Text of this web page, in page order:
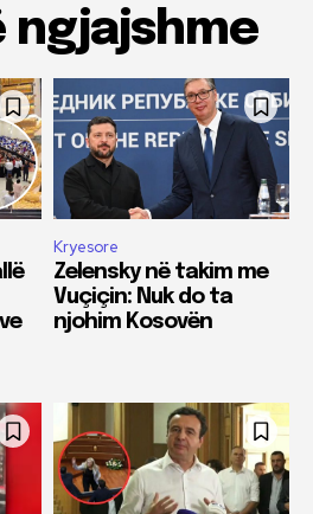
ngjajshme
Kryesore
Zelensky në takim me
Vuçiçin: Nuk do ta
njohim Kosovën